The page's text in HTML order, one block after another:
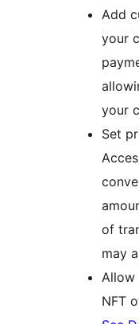
Add
your
your
Set
of
may
Allow
NFT